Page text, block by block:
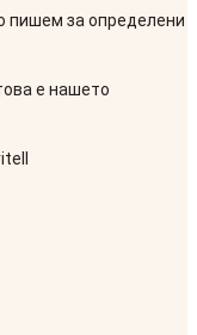
пишем за определени
е нашето